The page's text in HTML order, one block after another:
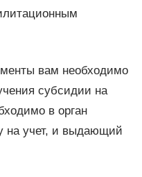
вам необходимо
субсидии на
в орган
на учет, и выдающий